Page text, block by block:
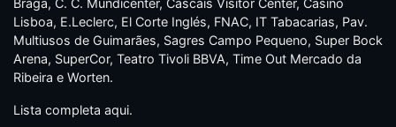
Lisboa, E.Leclerc, El Corte Inglés, FNAC, IT Tabacarias, Pav.
Multiusos de Guimarães, Sagres Campo Pequeno, Super Bock
Arena, SuperCor, Teatro Tivoli BBVA, Time Out Mercado da
Ribeira e Worten.
Lista completa aqui.